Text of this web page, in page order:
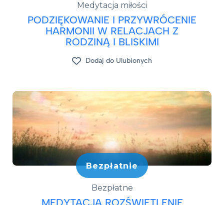
Medytacja miłości
PODZIĘKOWANIE I PRZYWRÓCENIE
HARMONII W RELACJACH Z
RODZINĄ I BLISKIMI
Dodaj do Ulubionych
Bezpłatnie
Bezpłatne
MEDYTACJA ROZŚWIETLENIE